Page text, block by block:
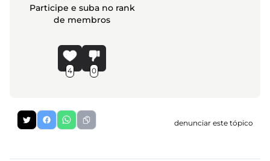
Participe e suba no rank
de membros
4 0
denunciar este tópico